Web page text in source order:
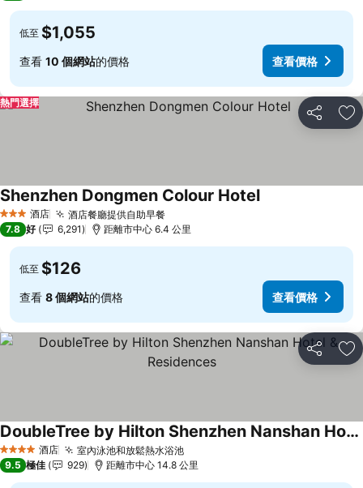
低至 $1,055
查看 10 個網站的價格 查看價格
分享 放
熱門選擇
3 星級 酒店 酒店餐廳提供自助早餐
Shenzhen Dongmen Colour Hotel
7.8 好 6,291 距離市中心 6.4 公里
低至 $126
查看 8 個網站的價格 查看價格
分享 放
4 星級 酒店 室內泳池和放鬆熱水浴池
DoubleTree by Hilton Shenzhen Nanshan Hotel & Residences
9.5 極佳 929 距離市中心 14.8 公里